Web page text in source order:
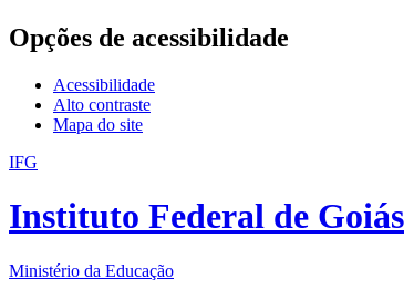
Opções de acessibilidade
Acessibilidade
Alto contraste
Mapa do site
IFG
Instituto Federal de Goiás
Ministério da Educação